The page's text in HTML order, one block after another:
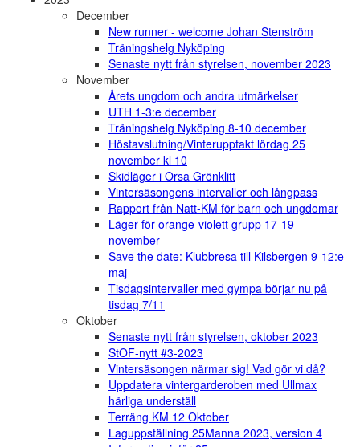
December
New runner - welcome Johan Stenström
Träningshelg Nyköping
Senaste nytt från styrelsen, november 2023
November
Årets ungdom och andra utmärkelser
UTH 1-3:e december
Träningshelg Nyköping 8-10 december
Höstavslutning/Vinterupptakt lördag 25
november kl 10
Skidläger i Orsa Grönklitt
Vintersäsongens intervaller och långpass
Rapport från Natt-KM för barn och ungdomar
Läger för orange-violett grupp 17-19
november
Save the date: Klubbresa till Kilsbergen 9-12:e
maj
Tisdagsintervaller med gympa börjar nu på
tisdag 7/11
Oktober
Senaste nytt från styrelsen, oktober 2023
StOF-nytt #3-2023
Vintersäsongen närmar sig! Vad gör vi då?
Uppdatera vintergarderoben med Ullmax
härliga underställ
Terräng KM 12 Oktober
Laguppställning 25Manna 2023, version 4